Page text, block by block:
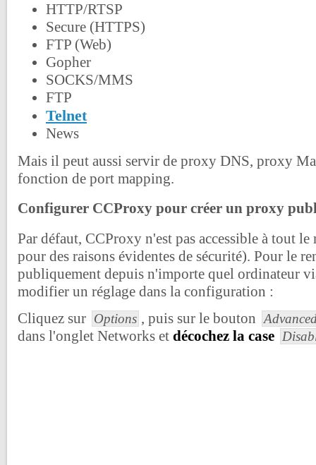
HTTP/RTSP
Secure (HTTPS)
FTP (Web)
Gopher
SOCKS/MMS
FTP
Telnet
News
Mais il peut aussi servir de proxy DNS, proxy
fonction de port mapping.
Configurer CCProxy pour créer un proxy
Par défaut, CCProxy n'est pas accessible à tout
pour des raisons évidentes de sécurité). Pour le
publiquement depuis n'importe quel ordinateur
modifier un réglage dans la configuration :
Cliquez sur Options , puis sur le bouton
dans l'onglet Networks et décochez la case